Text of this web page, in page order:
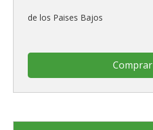
de los Paises Bajos
Comprar